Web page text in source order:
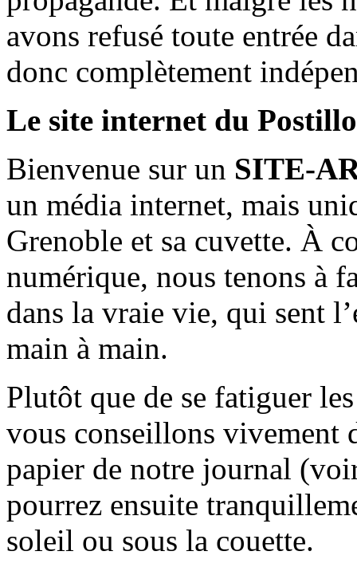
avons refusé toute entrée
donc complètement
Le site internet du
Bienvenue sur un SITE-
un média internet, mais
Grenoble et sa cuvette. À
numérique, nous tenons à
dans la vraie vie, qui sent
main à main.
Plutôt que de se fatiguer
vous conseillons vivement
papier de notre journal
pourrez ensuite
soleil ou sous la couette.